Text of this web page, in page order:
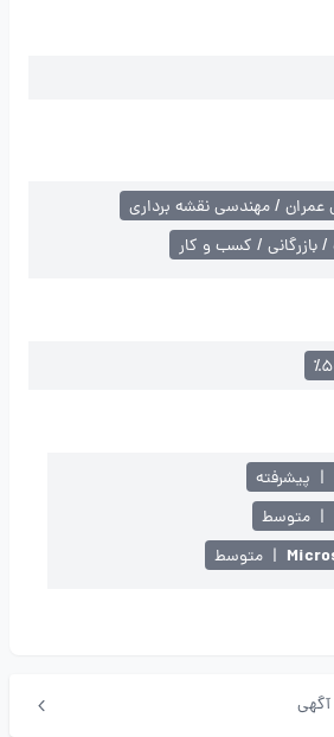
/ مهندسی نقشه برداری
بازرگانی / کسب و کار
| پیشرفته
| متوسط
| متوسط